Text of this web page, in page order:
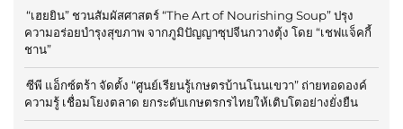
“เฮยยิน” ชวนสัมผัสศาสตร์ “The Art of Nourishing Soup” ปรุง
ความอร่อยบำรุงสุขภาพ จากภูมิปัญญาซุปจีนกวางตุ้ง โดย “เชฟแจ็คกี้
ชาน”
ซีพี แอ็กซ์ตร้า จัดตั้ง “ศูนย์เรียนรู้เกษตรบ้านโนนเขวา” ถ่ายทอดองค์
ความรู้ เชื่อมโยงตลาด ยกระดับเกษตรกรไทยให้เติบโตอย่างยั่งยืน